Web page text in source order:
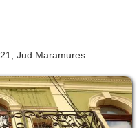
, Jud Maramures